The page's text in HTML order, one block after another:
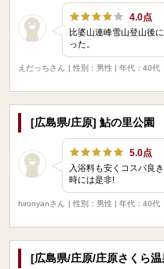
4.0点
比婆山連峰雪山登山後に利用しました
った。
えだっちさん
| 性別：男性 | 年代：40代
[広島県/庄原] 鮎の里公園
5.0点
入浴料も安くコスパ良
時には是非!
hironyanさん
| 性別：男性 | 年代：40代
[広島県/庄原/庄原さくら